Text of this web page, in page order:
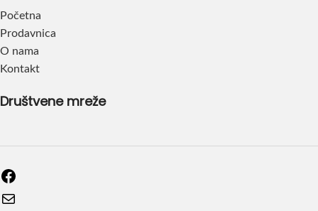
Početna
Prodavnica
O nama
Kontakt
Društvene mreže